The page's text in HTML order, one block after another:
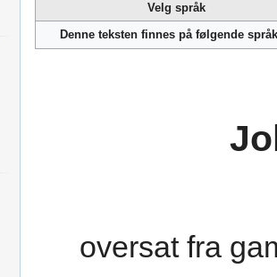
til
navigering
til
Velg språk
Denne teksten finnes på følgende
oversat fra